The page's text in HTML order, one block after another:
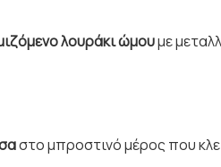
λουράκι ώμουμε
στο μπροστινό μέρος που